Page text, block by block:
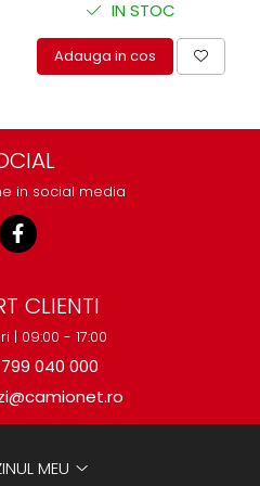
IN STOC
Adauga in cos
in social media
CLIENTI
| 09:00 - 17:00
040 000
MEU